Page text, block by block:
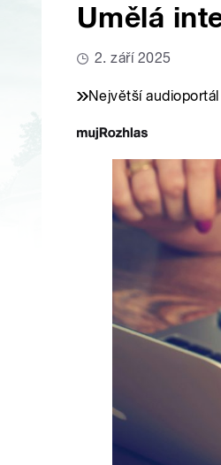
Umělá
2. září 2025
Největší